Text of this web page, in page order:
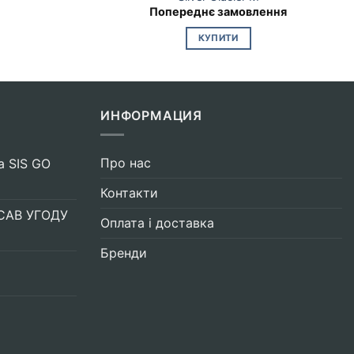
Попереднє замовлення
КУПИТИ
SIS GO
УГОДУ
ИНФОРМАЦИЯ
Про нас
Контакти
Оплата і доставка
Бренди